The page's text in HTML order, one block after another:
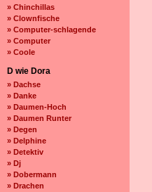
» Chinchillas
» Clownfische
» Computer-schlagende
» Computer
» Coole
D wie Dora
» Dachse
» Danke
» Daumen-Hoch
» Daumen Runter
» Degen
» Delphine
» Detektiv
» Dj
» Dobermann
» Drachen